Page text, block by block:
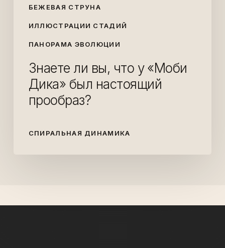
БЕЖЕВАЯ СТРУНА
ИЛЛЮСТРАЦИИ СТАДИЙ
ПАНОРАМА ЭВОЛЮЦИИ
Знаете ли вы, что у «Моби
Дика» был настоящий
прообраз?
СПИРАЛЬНАЯ ДИНАМИКА